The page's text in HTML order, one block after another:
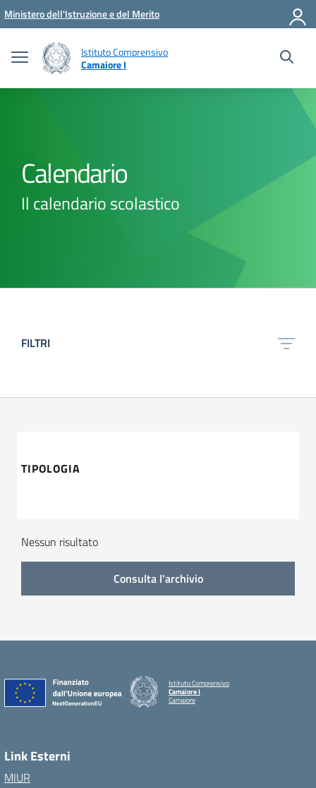
Vai ai contenuti
Vai al menu di navigazione
Vai al footer
Ministero dell'Istruzione e del Merito
Istituto Comprensivo
Camaiore I
Calendario
Il calendario scolastico
FILTRI
TIPOLOGIA
Nessun risultato
Consulta l'archivio
Istituto Comprensivo
Camaiore I
Camaiore
Link Esterni
MIUR